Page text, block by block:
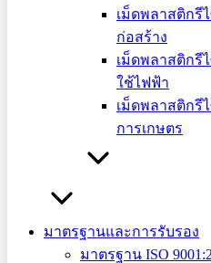
เม็ดพลาสติกรี
ก่อสร้าง
เม็ดพลาสติกรี
ใช้ไฟฟ้า
เม็ดพลาสติกรี
การเกษตร
มาตรฐานและการรับรอง
มาตรฐาน ISO
PSM Plasitech ร่วม
นวัตกรรมรีไซเคิลพล
PSM Plasitech ผู้ผลิตพลาสติก PP
Epson ขับเคลื่อน Circular